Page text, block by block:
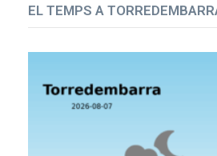
EL TEMPS A